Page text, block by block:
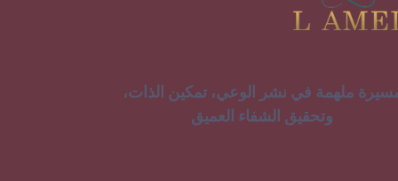
ملهمة في نشر الوعي، تمكين الذات،
وتحقيق الشفاء العميق